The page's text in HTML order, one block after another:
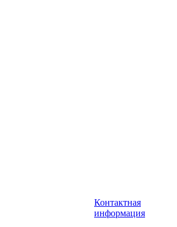
Контактная
информация